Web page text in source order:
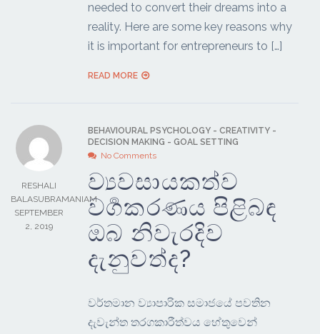
needed to convert their dreams into a
reality. Here are some key reasons why
it is important for entrepreneurs to […]
READ MORE
RESHALI
BALASUBRAMANIAM
SEPTEMBER
2, 2019
BEHAVIOURAL PSYCHOLOGY -CREATIVITY -
DECISION MAKING -GOAL SETTING
No Comments
ව්‍යවසායකත්ව
වර්‍ගකරණය පිළිබඳ
ඔබ නිවැරදිව
දැනුවත්ද?
වර්තමාන ව්‍යාපාරික සමාජයේ පවතින
දැවැන්ත තරගකාරීත්වය හේතුවෙන්